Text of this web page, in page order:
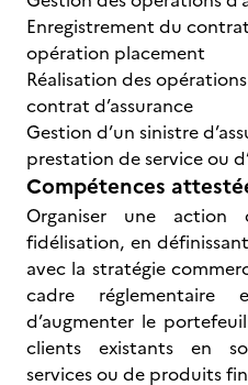
Enregistrement du
opération placement
Réalisation des
contrat d’assurance
Gestion d’un sinistre
prestation de service ou
Compétences
Organiser une
fidélisation, en
avec la stratégie
cadre réglementaire
d’augmenter le
clients existants en
services ou de produits